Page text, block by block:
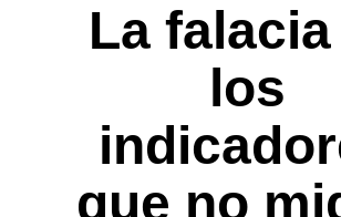
La falacia
los
que no